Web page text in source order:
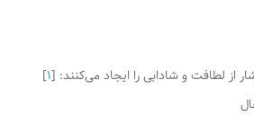
از لطافت و شادابی را ایجاد می‌کنند: [1
]